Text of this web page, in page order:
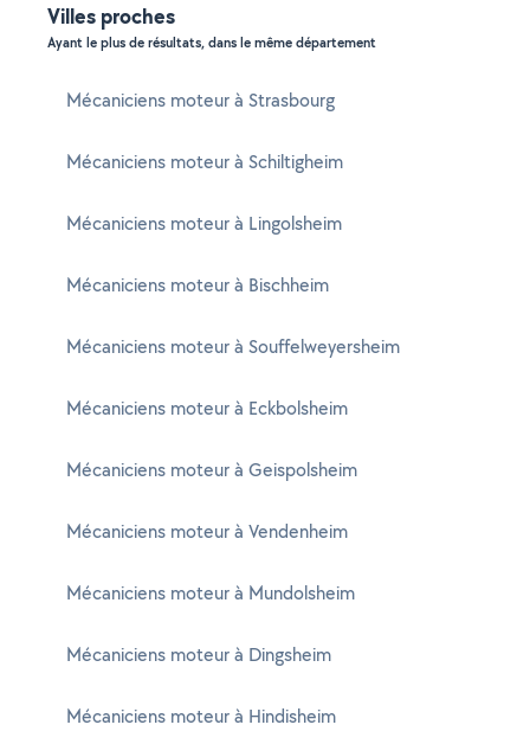
Villes proches
Ayant le plus de résultats, dans le même département
Mécaniciens moteur à Strasbourg
Mécaniciens moteur à Schiltigheim
Mécaniciens moteur à Lingolsheim
Mécaniciens moteur à Bischheim
Mécaniciens moteur à Souffelweyersheim
Mécaniciens moteur à Eckbolsheim
Mécaniciens moteur à Geispolsheim
Mécaniciens moteur à Vendenheim
Mécaniciens moteur à Mundolsheim
Mécaniciens moteur à Dingsheim
Mécaniciens moteur à Hindisheim